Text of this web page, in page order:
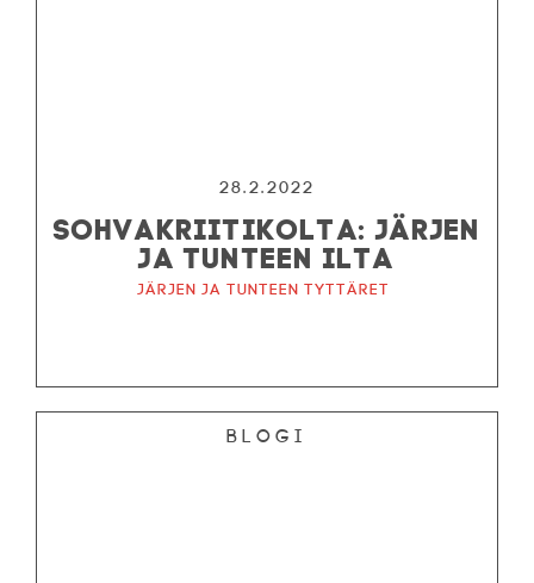
28.2.2022
SOHVAKRIITIKOLTA: JÄRJEN
JA TUNTEEN ILTA
Järjen ja tunteen tyttäret
Blogi